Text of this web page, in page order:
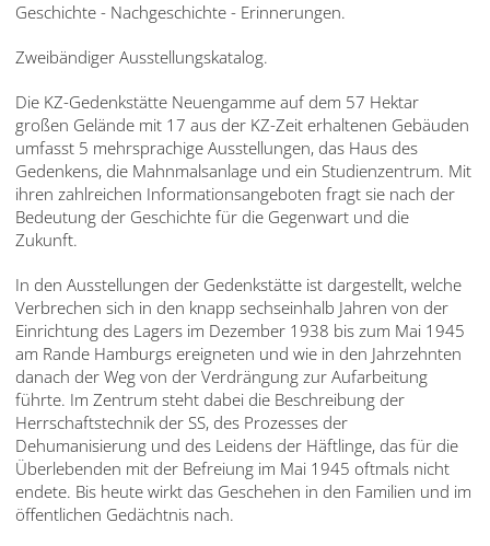
English
Français
Dansk
Italiano
Nederlands
Polski
Português
Türkçe
Geschichte - Nachgeschichte - Erinnerungen.
Zweibändiger Ausstellungskatalog.
Die KZ-Gedenkstätte Neuengamme auf dem 57 Hektar
großen Gelände mit 17 aus der KZ-Zeit erhaltenen Gebäuden
umfasst 5 mehrsprachige Ausstellungen, das Haus des
Gedenkens, die Mahnmalsanlage und ein Studienzentrum. Mit
ihren zahlreichen Informationsangeboten fragt sie nach der
Bedeutung der Geschichte für die Gegenwart und die
Zukunft.
In den Ausstellungen der Gedenkstätte ist dargestellt, welche
Verbrechen sich in den knapp sechseinhalb Jahren von der
Einrichtung des Lagers im Dezember 1938 bis zum Mai 1945
am Rande Hamburgs ereigneten und wie in den Jahrzehnten
danach der Weg von der Verdrängung zur Aufarbeitung
führte. Im Zentrum steht dabei die Beschreibung der
Herrschaftstechnik der SS, des Prozesses der
Dehumanisierung und des Leidens der Häftlinge, das für die
Überlebenden mit der Befreiung im Mai 1945 oftmals nicht
endete. Bis heute wirkt das Geschehen in den Familien und im
öffentlichen Gedächtnis nach.